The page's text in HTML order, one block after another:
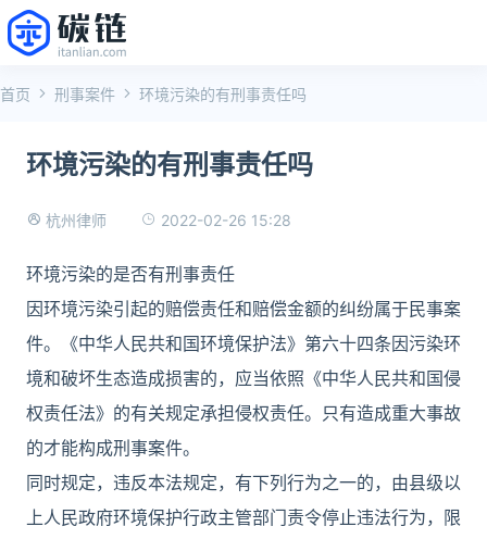
首页 刑事案件 环境污染的有刑事责任吗
环境污染的有刑事责任吗
杭州律师 2022-02-26 15:28
环境污染的是否有刑事责任
因环境污染引起的赔偿责任和赔偿金额的纠纷属于民事案
件。《中华人民共和国环境保护法》第六十四条因污染环
境和破坏生态造成损害的，应当依照《中华人民共和国侵
权责任法》的有关规定承担侵权责任。只有造成重大事故
的才能构成刑事案件。
同时规定，违反本法规定，有下列行为之一的，由县级以
上人民政府环境保护行政主管部门责令停止违法行为，限